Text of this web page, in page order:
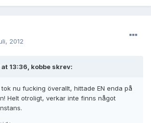
2012
13:36, kobbe skrev:
nu fucking överallt, hittade EN enda på
Helt otroligt, verkar inte finns något